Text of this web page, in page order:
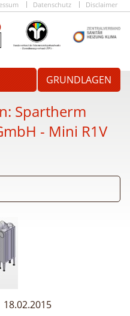
Datenschutz Disclaimer
GRUNDLAGEN
Spartherm
- Mini R1V
18.02.2015